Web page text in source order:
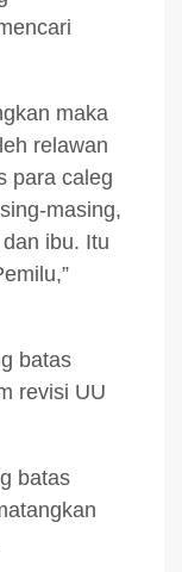
maka
relawan
para caleg
masing,
ibu. Itu
batas
revisi UU
batas